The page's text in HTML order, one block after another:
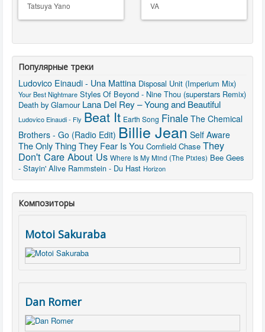
Tatsuya Yano VA
Популярные треки
Ludovico Einaudi - Una Mattina Disposal Unit (Imperium Mix)
Your Best Nightmare Styles Of Beyond - Nine Thou (superstars Remix)
Death by Glamour Lana Del Rey – Young and Beautiful
Ludovico Einaudi - Fly Beat It Earth Song Finale The Chemical
Brothers - Go (Radio Edit) Billie Jean Self Aware
The Only Thing They Fear Is You Cornfield Chase They
Don't Care About Us Where Is My Mind (The Pixies) Bee Gees
- Stayin' Alive Rammstein - Du Hast Horizon
Композиторы
Motoi Sakuraba
Dan Romer